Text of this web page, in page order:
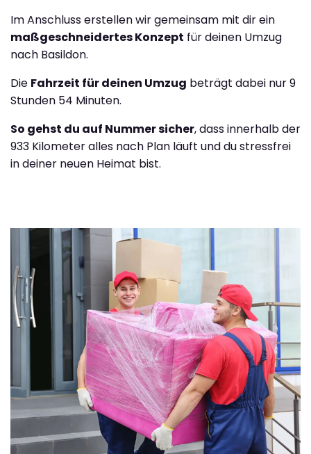
Im Anschluss erstellen wir gemeinsam mit dir ein
maßgeschneidertes Konzept für deinen Umzug
nach Basildon.
Die Fahrzeit für deinen Umzug beträgt dabei nur 9
Stunden 54 Minuten.
So gehst du auf Nummer sicher, dass innerhalb der
933 Kilometer alles nach Plan läuft und du stressfrei
in deiner neuen Heimat bist.